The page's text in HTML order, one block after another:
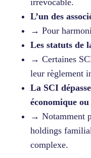
L’un des
→ Pour
Les statuts de
→ Certaines
leur règlement
La SCI
économique
→ Notamment
holdings
complexe.